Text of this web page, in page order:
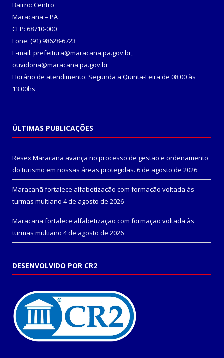
Bairro: Centro
Maracanã – PA
CEP: 68710-000
Fone: (91) 98628-6723
E-mail: prefeitura@maracana.pa.gov.br,
ouvidoria@maracana.pa.gov.br
Horário de atendimento: Segunda a Quinta-Feira de 08:00 às
13:00hs
ÚLTIMAS PUBLICAÇÕES
Resex Maracanã avança no processo de gestão e ordenamento
do turismo em nossas áreas protegidas. 6 de agosto de 2026
Maracanã fortalece alfabetização com formação voltada às
turmas multiano 4 de agosto de 2026
Maracanã fortalece alfabetização com formação voltada às
turmas multiano 4 de agosto de 2026
DESENVOLVIDO POR CR2